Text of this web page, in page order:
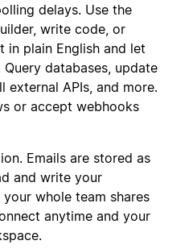
delays. Use the
write code, or
in plain English and let
databases, update
external APIs, and more.
or accept webhooks
Emails are stored as
and write your
whole team shares
anytime and your